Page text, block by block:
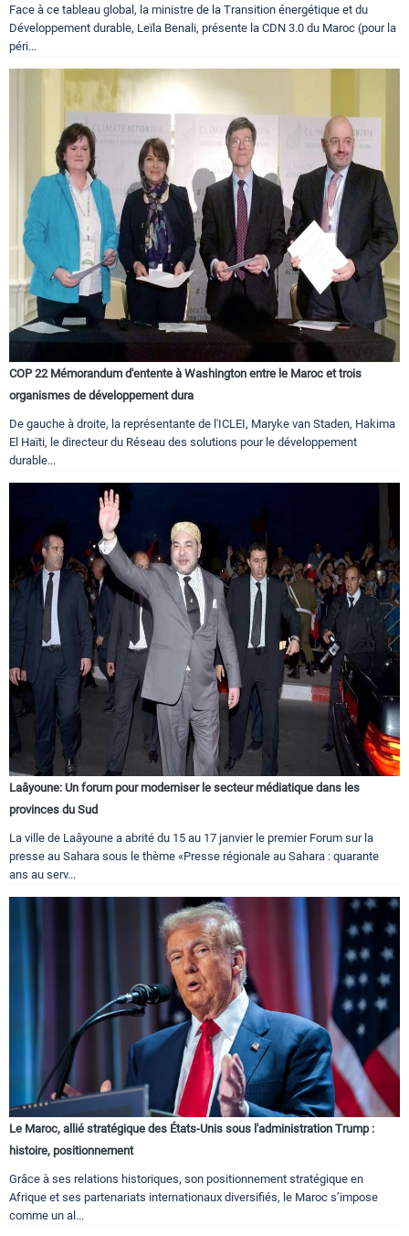
Face à ce tableau global, la ministre de la Transition énergétique et du
Développement durable, Leïla Benali, présente la CDN 3.0 du Maroc (pour la
péri...
COP 22 Mémorandum d'entente à Washington entre le Maroc et trois
organismes de développement dura
De gauche à droite, la représentante de l'ICLEI, Maryke van Staden, Hakima
El Haïti, le directeur du Réseau des solutions pour le développement
durable...
Laâyoune: Un forum pour moderniser le secteur médiatique dans les
provinces du Sud
La ville de Laâyoune a abrité du 15 au 17 janvier le premier Forum sur la
presse au Sahara sous le thème «Presse régionale au Sahara : quarante
ans au serv...
Le Maroc, allié stratégique des États-Unis sous l'administration Trump :
histoire, positionnement
Grâce à ses relations historiques, son positionnement stratégique en
Afrique et ses partenariats internationaux diversifiés, le Maroc s’impose
comme un al...